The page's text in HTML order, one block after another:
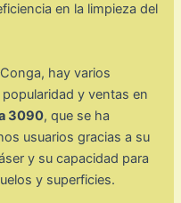
en la limpieza del
hay varios
y ventas en
3090, que se ha
usuarios gracias a su
y su capacidad para
y superficies.